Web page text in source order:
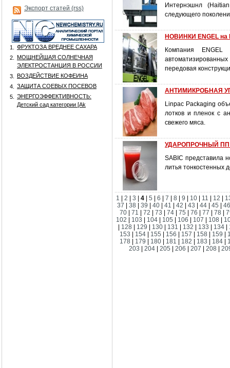
Экспорт статей (rss)
1.
ФРУКТОЗА ВРЕДНЕЕ САХАРА
2.
МОЩНЕЙШАЯ СОЛНЕЧНАЯ
ЭЛЕКТРОСТАНЦИЯ В РОССИИ
3.
ВОЗДЕЙСТВИЕ КОФЕИНА
4.
ЗАЩИТА СОЕВЫХ ПОСЕВОВ
5.
ЭНЕРГОЭФФЕКТИВНОСТЬ:
Детский сад категории [Аk
Интернэшнл
следующего
НОВИНКИ ENGEL на
Компания ENGEL
передовая
АНТИМИКРОБНАЯ
Linpac Packaging
лотков и пленок с
свежего мяса.
УДАРОПРОЧНЫЙ
SABIC представила
литья тонкостенных
1 2 3 4 5 6 7 8 9 10 11 12
37
|38 |39 |40 |41 |42 |43 |44 |45 |
70
71 72 73 74 75 76 77 78
102
103 104 105 106 107 108
128 129 130 131 132 133 134
153
154 155 156 157 158 159
178
179 180 181 182 183 184
203
|204 |205 |206 |207 |208 |